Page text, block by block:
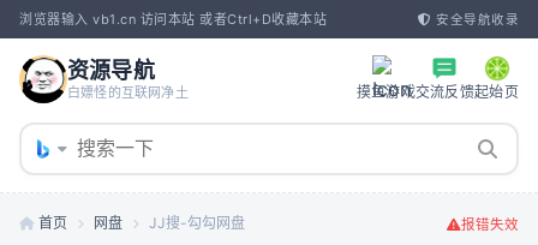
浏览器输入 vb1.cn 访问本站 或者Ctrl+D收藏本站 安全导航收录
资源导航
白嫖怪的互联网净土 摸鱼游戏交流反馈起始页
首页 网盘 JJ搜-勾勾网盘 报错失效